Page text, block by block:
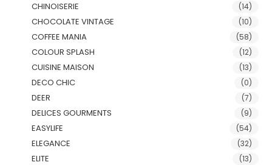
CHINOISERIE (14)
CHOCOLATE VINTAGE (10)
COFFEE MANIA (58)
COLOUR SPLASH (12)
CUISINE MAISON (13)
DECO CHIC (0)
DEER (7)
DELICES GOURMENTS (9)
EASYLIFE (54)
ELEGANCE (32)
ELITE (13)